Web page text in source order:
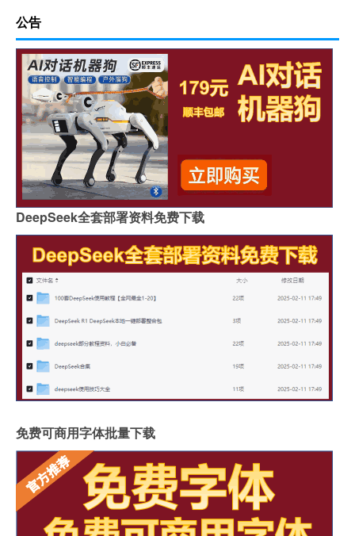
公告
DeepSeek全套部署资料免费下载
免费可商用字体批量下载